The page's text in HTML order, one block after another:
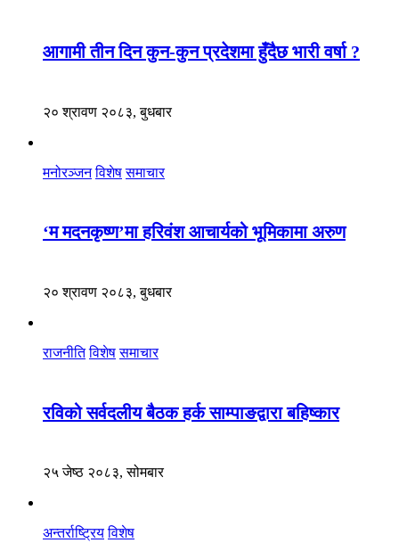
आगामी तीन दिन कुन-कुन प्रदेशमा हुँदैछ भारी वर्षा ?
२० श्रावण २०८३, बुधबार
मनोरञ्जन विशेष समाचार
‘म मदनकृष्ण’मा हरिवंश आचार्यको भूमिकामा अरुण
२० श्रावण २०८३, बुधबार
राजनीति विशेष समाचार
रविको सर्वदलीय बैठक हर्क साम्पाङद्वारा बहिष्कार
२५ जेष्ठ २०८३, सोमबार
अन्तर्राष्ट्रिय विशेष